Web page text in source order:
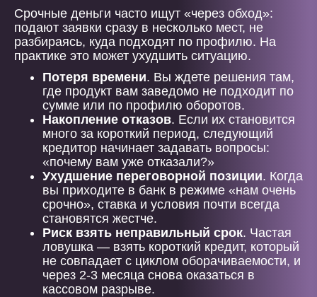
Срочные деньги часто ищут «через обход»:
подают заявки сразу в несколько мест, не
разбираясь, куда подходят по профилю. На
практике это может ухудшить ситуацию.
Потеря времени. Вы ждете решения там,
где продукт вам заведомо не подходит по
сумме или по профилю оборотов.
Накопление отказов. Если их становится
много за короткий период, следующий
кредитор начинает задавать вопросы:
«почему вам уже отказали?»
Ухудшение переговорной позиции. Когда
вы приходите в банк в режиме «нам очень
срочно», ставка и условия почти всегда
становятся жестче.
Риск взять неправильный срок. Частая
ловушка — взять короткий кредит, который
не совпадает с циклом оборачиваемости, и
через 2-3 месяца снова оказаться в
кассовом разрыве.